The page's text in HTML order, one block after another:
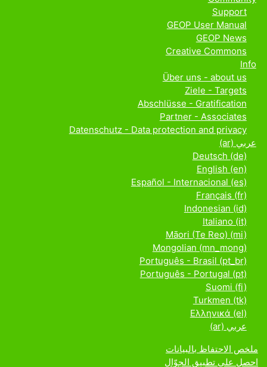
Support
GEOP User Manual
GEOP News
Creative Commons
Info
Über uns - about us
Ziele - Targets
Abschlüsse - Gratification
Partner - Associates
Datenschutz - Data protection and privacy
عربي ‎(ar)‎
Deutsch ‎(de)‎
English ‎(en)‎
Español - Internacional ‎(es)‎
Français ‎(fr)‎
Indonesian ‎(id)‎
Italiano ‎(it)‎
Māori (Te Reo) ‎(mi)‎
Mongolian ‎(mn_mong)‎
Português - Brasil ‎(pt_br)‎
Português - Portugal ‎(pt)‎
Suomi ‎(fi)‎
Turkmen ‎(tk)‎
Ελληνικά ‎(el)‎
عربي ‎(ar)‎
ملخص الاحتفاظ بالبيانات
احصل على تطبيق الجوّال